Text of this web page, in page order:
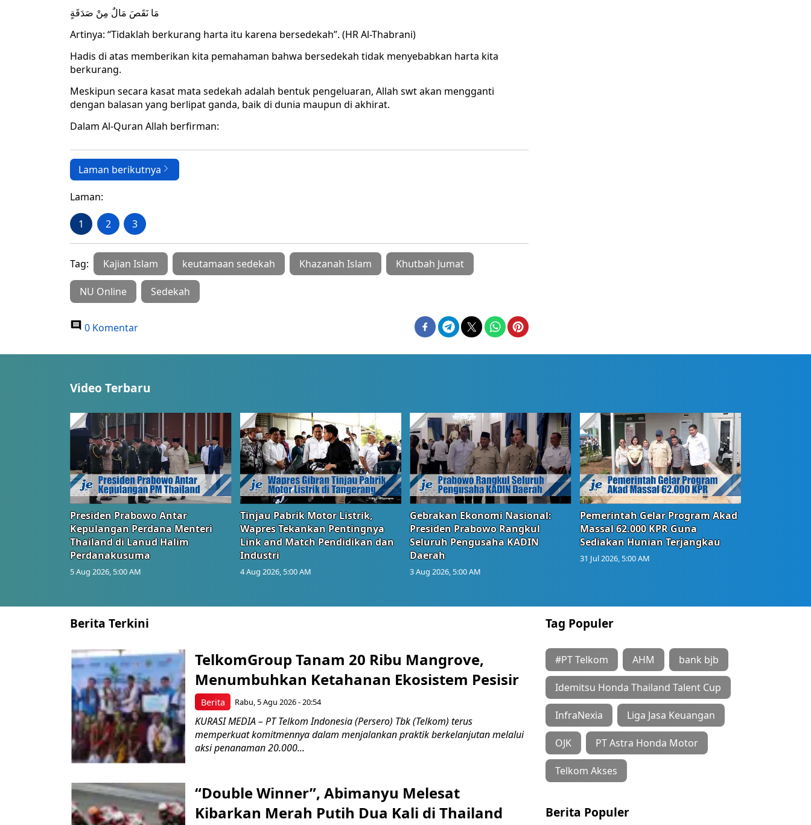
مَا نَقَصَ مَالٌ مِنْ صَدَقَةٍ
Artinya: “Tidaklah berkurang harta itu karena bersedekah”. (HR Al-Thabrani)
Hadis di atas memberikan kita pemahaman bahwa bersedekah tidak menyebabkan harta kita
berkurang.
Meskipun secara kasat mata sedekah adalah bentuk pengeluaran, Allah swt akan mengganti
dengan balasan yang berlipat ganda, baik di dunia maupun di akhirat.
Dalam Al-Quran Allah berfirman:
Laman berikutnya
Laman:
1 2 3
Tag: Kajian Islam keutamaan sedekah Khazanah Islam Khutbah Jumat
NU Online Sedekah
0 Komentar
Video Terbaru
Presiden Prabowo Antar
Kepulangan Perdana Menteri
Thailand di Lanud Halim
Perdanakusuma
5 Aug 2026, 5:00 AM
Tinjau Pabrik Motor Listrik,
Wapres Tekankan Pentingnya
Link and Match Pendidikan dan
Industri
4 Aug 2026, 5:00 AM
Gebrakan Ekonomi Nasional:
Presiden Prabowo Rangkul
Seluruh Pengusaha KADIN
Daerah
3 Aug 2026, 5:00 AM
Pemerintah Gelar Program Akad
Massal 62.000 KPR Guna
Sediakan Hunian Terjangkau
31 Jul 2026, 5:00 AM
Berita Terkini
Berita
TelkomGroup Tanam 20 Ribu Mangrove,
Menumbuhkan Ketahanan Ekosistem Pesisir
Rabu, 5 Agu 2026 - 20:54
KURASI MEDIA – PT Telkom Indonesia (Persero) Tbk (Telkom) terus
memperkuat komitmennya dalam menjalankan praktik berkelanjutan melalui
aksi penanaman 20.000...
“Double Winner”, Abimanyu Melesat
Kibarkan Merah Putih Dua Kali di Thailand
Tag Populer
#PT Telkom AHM bank bjb
Idemitsu Honda Thailand Talent Cup
InfraNexia Liga Jasa Keuangan
OJK PT Astra Honda Motor
Telkom Akses
Berita Populer